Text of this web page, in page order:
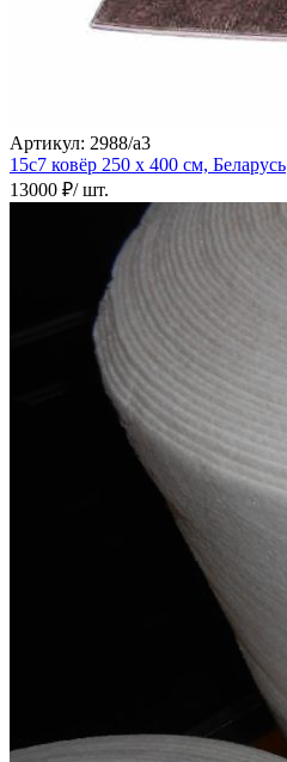
Артикул: 2988/a3
15с7 ковёр 250 х 400 см, Беларусь
13000 ₽/ шт.